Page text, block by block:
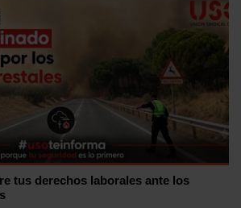
tus derechos laborales ante los